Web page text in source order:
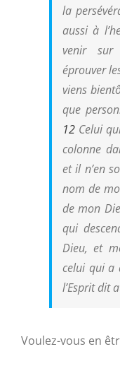
la
aussi à
venir
éprouver
viens
que
12 Celui
colonne
et il n’en
nom de
de mon
qui
Dieu, et
celui qui a
l’Esprit dit
Voulez-vous en